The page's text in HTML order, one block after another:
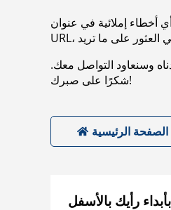
أخطاء إملائية في عنوان
وسنعاود التواصل معك.
شكرًا على صبرك!
الصفحة الرئيسية
رأيك بالأسفل